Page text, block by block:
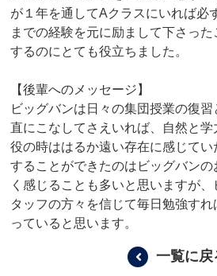
が１年を通してAクラスにいれば必
までの経験を元に励まして下さっ
するのにとても役立ちました。
【後輩へのメッセージ】
ビッグバンは日々の集団授業の復
直にこなしてさえいれば、自然と
役の時ははるか遠い存在に感じて
することができたのはビッグバン
く感じることも多いと思いますが
タッフの方々を信じて毎日勉強す
っていると思います。
一覧に戻